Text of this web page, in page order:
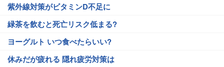
紫外線対策がビタミンD不足に
緑茶を飲むと死亡リスク低まる?
ヨーグルト いつ食べたらいい?
休みだが疲れる 隠れ疲労対策は